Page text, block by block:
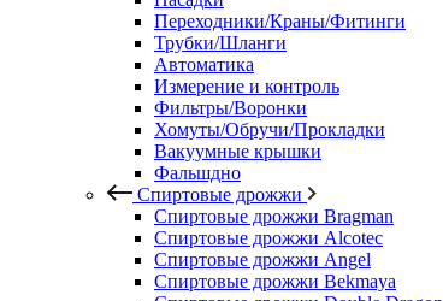
Переходники/Краны/Фитинги
Трубки/Шланги
Автоматика
Измерение и контроль
Фильтры/Воронки
Хомуты/Обручи/Прокладки
Вакуумные крышки
Фальшдно
Спиртовые дрожжи
Спиртовые дрожжи Bragman
Спиртовые дрожжи Alcotec
Спиртовые дрожжи Angel
Спиртовые дрожжи Bekmaya